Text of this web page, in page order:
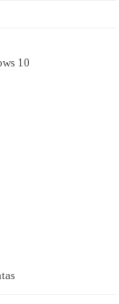
10